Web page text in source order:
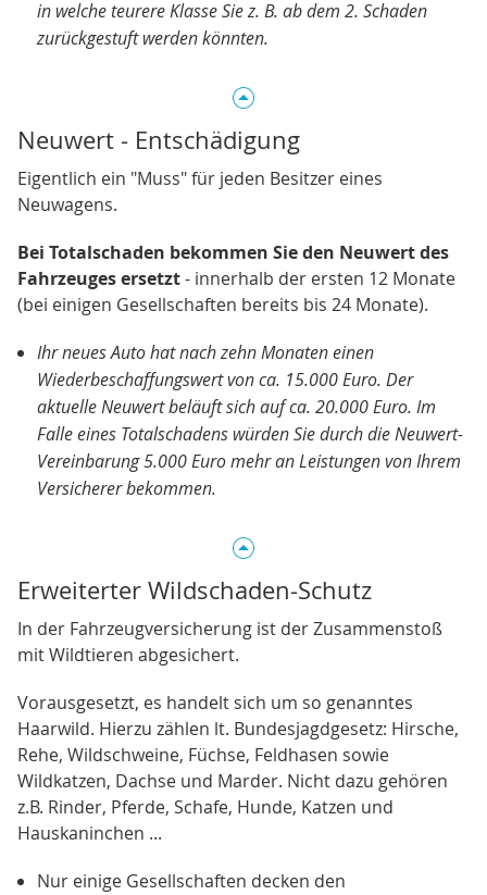
in welche teurere Klasse Sie z. B. ab dem 2. Schaden
zurückgestuft werden könnten.
Neuwert - Entschädigung
Eigentlich ein "Muss" für jeden Besitzer eines
Neuwagens.
Bei Totalschaden bekommen Sie den Neuwert des
Fahrzeuges ersetzt- innerhalb der ersten 12 Monate
(bei einigen Gesellschaften bereits bis 24 Monate).
Ihr neues Auto hat nach zehn Monaten einen
Wiederbeschaffungswert von ca. 15.000 Euro. Der
aktuelle Neuwert beläuft sich auf ca. 20.000 Euro. Im
Falle eines Totalschadens würden Sie durch die Neuwert-
Vereinbarung 5.000 Euro mehr an Leistungen von Ihrem
Versicherer bekommen.
Erweiterter Wildschaden-Schutz
In der Fahrzeugversicherung ist der Zusammenstoß
mit Wildtieren abgesichert.
Vorausgesetzt, es handelt sich um so genanntes
Haarwild. Hierzu zählen lt. Bundesjagdgesetz: Hirsche,
Rehe, Wildschweine, Füchse, Feldhasen sowie
Wildkatzen, Dachse und Marder. Nicht dazu gehören
z.B. Rinder, Pferde, Schafe, Hunde, Katzen und
Hauskaninchen ...
Nur einige Gesellschaften decken den